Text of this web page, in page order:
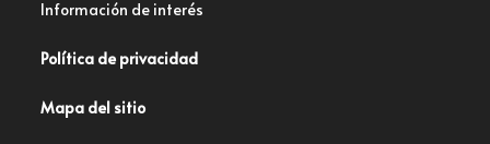
Información de interés
Política de privacidad
Mapa del sitio